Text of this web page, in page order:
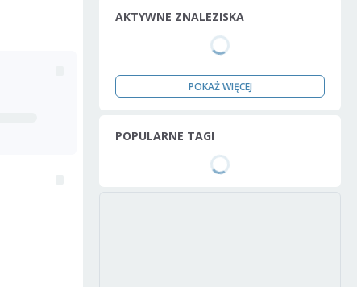
AKTYWNE ZNALEZISKA
POKAŻ WIĘCEJ
POPULARNE TAGI